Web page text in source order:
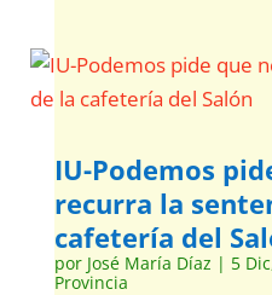
IU-Podemos
recurra la
cafetería del
por José María Díaz | 5
Provincia